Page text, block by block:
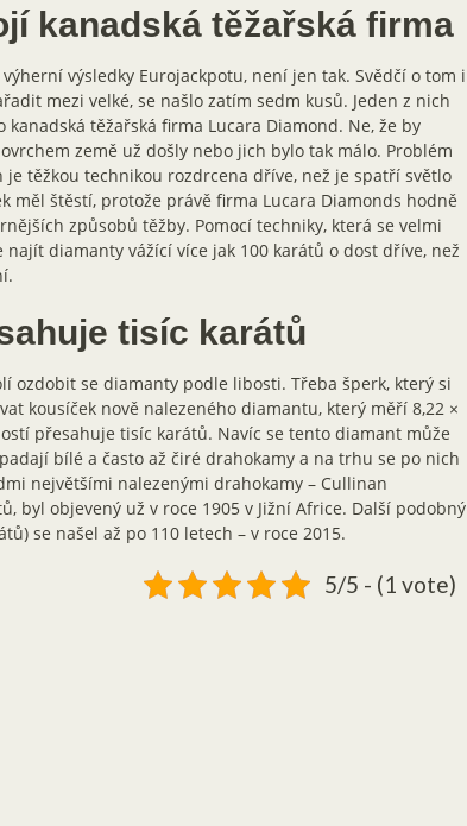
kanadská těžařská firma
výsledky Eurojackpotu, není jen tak. Svědčí o tom i
mezi velké, se našlo zatím sedm kusů. Jeden z nich
těžařská firma Lucara Diamond. Ne, že by
země už došly nebo jich bylo tak málo. Problém
je těžkou technikou rozdrcena dříve, než je spatří světlo
měl štěstí, protože právě firma Lucara Diamonds hodně
způsobů těžby. Pomocí techniky, která se velmi
diamanty vážící více jak 100 karátů o dost dříve, než
tisíc karátů
ozdobit se diamanty podle libosti. Třeba šperk, který si
kousíček nově nalezeného diamantu, který měří 8,22 ×
přesahuje tisíc karátů. Navíc se tento diamant může
bílé a často až čiré drahokamy a na trhu se po nich
největšími nalezenými drahokamy – Cullinan
byl objevený už v roce 1905 v Jižní Africe. Další podobný
se našel až po 110 letech – v roce 2015.
5/5 - (1 vote)